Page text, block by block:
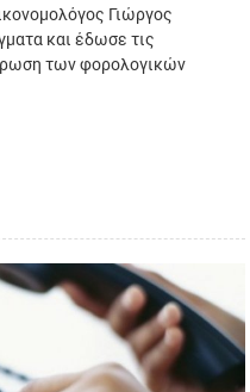
Γιώργος
και έδωσε τις
των φορολογικών